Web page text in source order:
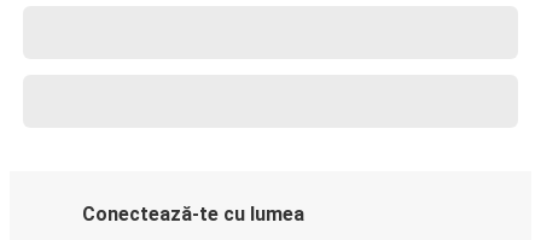
Conectează-te cu lumea